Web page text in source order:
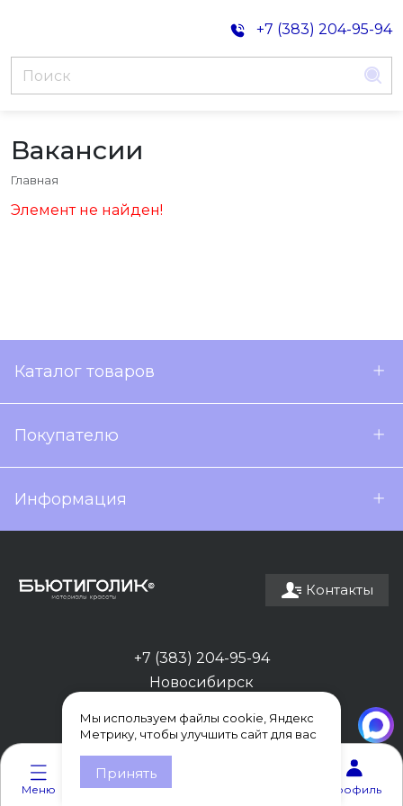
+7 (383) 204-95-94
Меню Каталог Корзина Профиль
Вакансии
Главная
Элемент не найден!
Каталог товаров
Покупателю
Информация
Контакты
+7 (383) 204-95-94
Новосибирск
Мы используем файлы cookie, Яндекс
Метрику, чтобы улучшить сайт для вас
Принять